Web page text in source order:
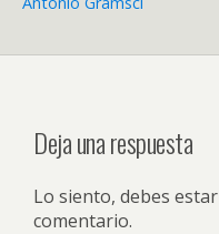
Deja una respuesta
Lo siento, debes estar
comentario.